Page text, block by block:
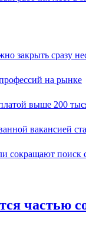
закрыть сразу
на рынке
выше 200
вакансией
сокращают поиск
частью